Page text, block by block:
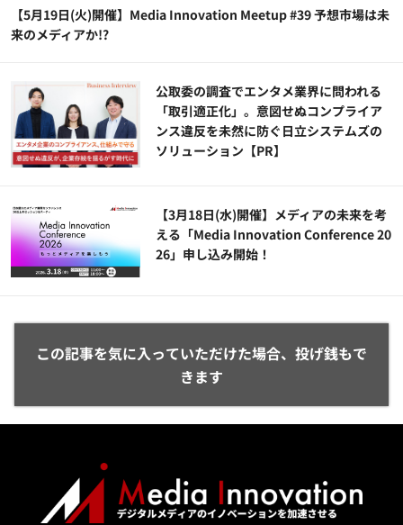
【5月19日(火)開催】Media Innovation Meetup #39 予想市場は未
来のメディアか!?
公​​取委の調査でエンタメ業界に問われる
「取引適正化」。意図せぬコンプライア
ンス違反を未然に防ぐ日立システムズの
ソリューション​【PR】
【3月18日(水)開催】メディアの未来を考
える「Media Innovation Conference 20
26」申し込み開始！
この記事を気に入っていただけた場合、投げ銭もで
きます